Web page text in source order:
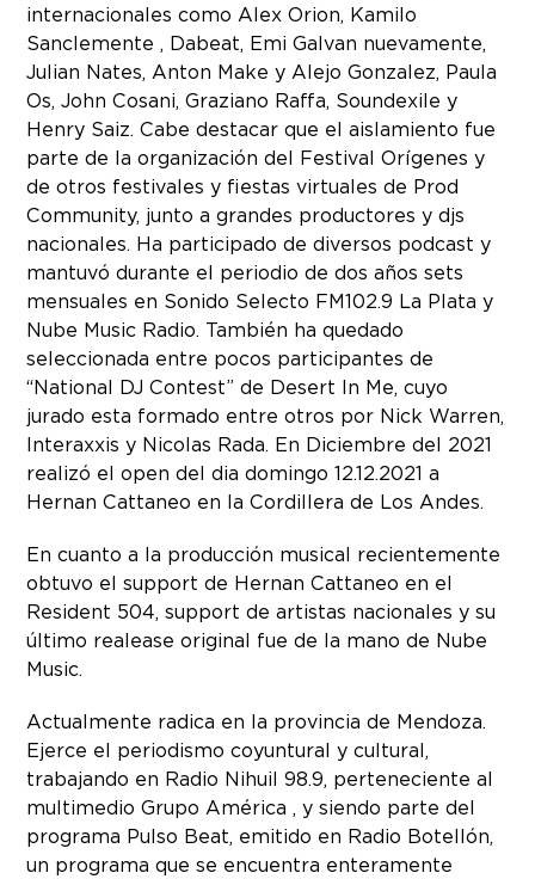
internacionales como Alex Orion, Kamilo
Sanclemente , Dabeat, Emi Galvan nuevamente,
Julian Nates, Anton Make y Alejo Gonzalez, Paula
Os, John Cosani, Graziano Raffa, Soundexile y
Henry Saiz. Cabe destacar que el aislamiento fue
parte de la organización del Festival Orígenes y
de otros festivales y fiestas virtuales de Prod
Community, junto a grandes productores y djs
nacionales. Ha participado de diversos podcast y
mantuvó durante el periodio de dos años sets
mensuales en Sonido Selecto FM102.9 La Plata y
Nube Music Radio. También ha quedado
seleccionada entre pocos participantes de
“National DJ Contest” de Desert In Me, cuyo
jurado esta formado entre otros por Nick Warren,
Interaxxis y Nicolas Rada. En Diciembre del 2021
realizó el open del dia domingo 12.12.2021 a
Hernan Cattaneo en la Cordillera de Los Andes.
En cuanto a la producción musical recientemente
obtuvo el support de Hernan Cattaneo en el
Resident 504, support de artistas nacionales y su
último realease original fue de la mano de Nube
Music.
Actualmente radica en la provincia de Mendoza.
Ejerce el periodismo coyuntural y cultural,
trabajando en Radio Nihuil 98.9, perteneciente al
multimedio Grupo América , y siendo parte del
programa Pulso Beat, emitido en Radio Botellón,
un programa que se encuentra enteramente